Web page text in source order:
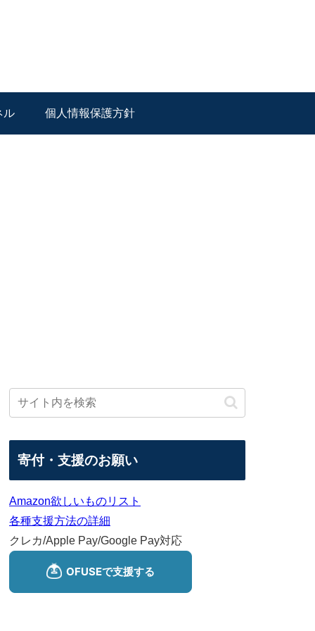
ル 個人情報保護方針
寄付・支援のお願い
Amazon欲しいものリスト
各種支援方法の詳細
クレカ/Apple Pay/Google Pay対応